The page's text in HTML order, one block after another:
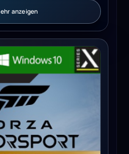
anzeigen
Edition (Xbox Series X/S,